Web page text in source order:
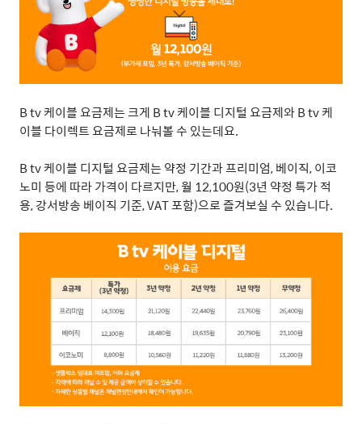
B tv케이블 요금제는 크게 B tv케이블 디지털 요금제와B tv케
이블 다이렉트 요금제로 나눠볼 수 있는데요.
B tv케이블 디지털 요금제는 약정 기간과 프리미엄,베이직,이코
노미 등에 따라 가격이 다르지만,월 12,100원(3년 약정 특가 적
용,강서방송 베이직 기준, VAT포함)으로 즐겨보실 수 있습니다.